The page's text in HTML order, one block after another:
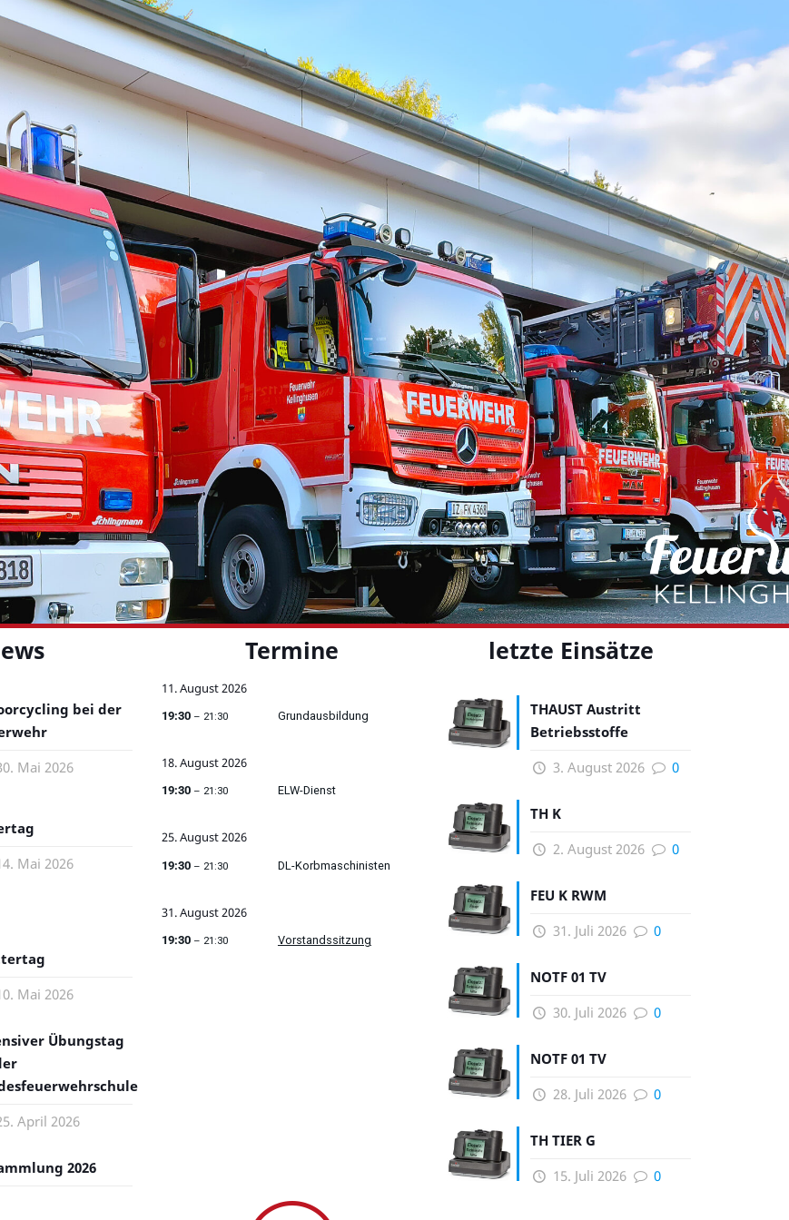
bei der
Mai 2026
Mai 2026
Mai 2026
Übungstag
April 2026
2026
Termine
11.August2026
19:30 – 21:30 Grundausbildung
18.August2026
19:30 – 21:30 ELW-Dienst
25.August2026
19:30 – 21:30 DL-Korbmaschinisten
31.August 2026
19:30 – 21:30 Vorstandssitzung
letzte Einsätze
THAUST Austritt
Betriebsstoffe
3. August 2026
0
TH K
2. August 2026
0
FEU K RWM
31. Juli 2026
0
NOTF 01 TV
30. Juli 2026
0
NOTF 01 TV
28. Juli 2026
0
TH TIER G
15. Juli 2026
0